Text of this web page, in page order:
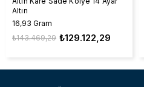
Altın
16,93 Gram
₺129.122,29
₺143.469,29